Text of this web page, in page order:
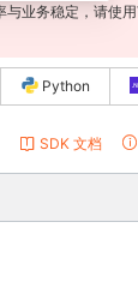
与业务稳定，请使
Python
SDK 文档